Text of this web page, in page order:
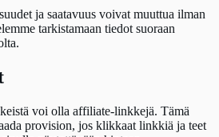
ja saatavuus voivat muuttua ilman
tarkistamaan tiedot suoraan
voi olla affiliate-linkkejä. Tämä
provision, jos klikkaat linkkiä ja teet